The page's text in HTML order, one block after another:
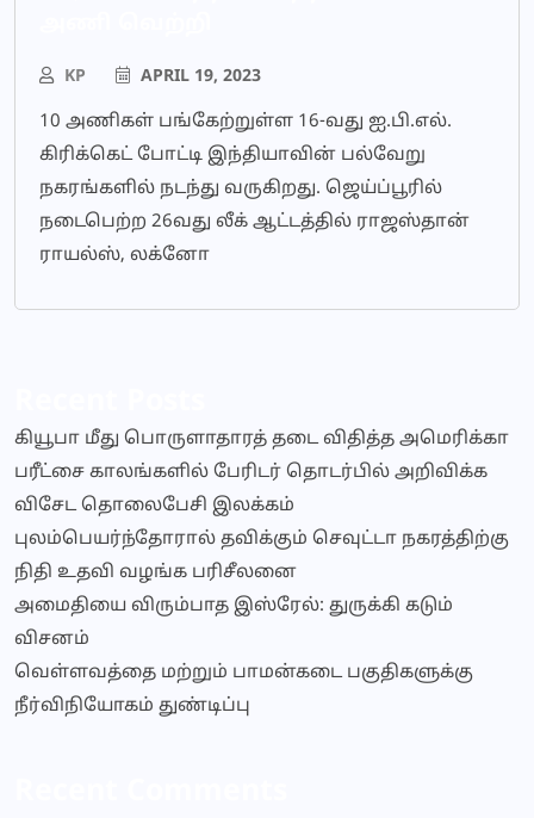
KP APRIL 19, 2023
10 அணிகள் பங்கேற்றுள்ள 16-வது ஐ.பி.எல்.
கிரிக்கெட் போட்டி இந்தியாவின் பல்வேறு
நகரங்களில் நடந்து வருகிறது. ஜெய்ப்பூரில்
நடைபெற்ற 26வது லீக் ஆட்டத்தில் ராஜஸ்தான்
ராயல்ஸ், லக்னோ
கியூபா மீது பொருளாதாரத் தடை விதித்த அமெரிக்கா
பரீட்சை காலங்களில் பேரிடர் தொடர்பில் அறிவிக்க
விசேட தொலைபேசி இலக்கம்
புலம்பெயர்ந்தோரால் தவிக்கும் செவுட்டா நகரத்திற்கு
நிதி உதவி வழங்க பரிசீலனை
அமைதியை விரும்பாத இஸ்ரேல்: துருக்கி கடும்
விசனம்
வெள்ளவத்தை மற்றும் பாமன்கடை பகுதிகளுக்கு
நீர்விநியோகம் துண்டிப்பு